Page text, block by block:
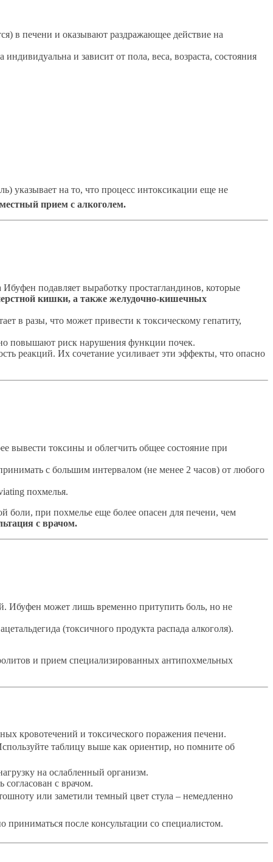
в печени и оказывают раздражающее действие на
и зависит от пола, веса, возраста, состояния
указывает на то, что процесс интоксикации еще не
прием с алкоголем.
подавляет выработку простагландинов, которые
кишки, а также желудочно-кишечных
в разы, что может привести к токсическому гепатиту,
повышают риск нарушения функции почек.
реакций. Их сочетание усиливает эти эффекты, что опасно
вывести токсины и облегчить общее состояние при
с большим интервалом (не менее 2 часов) от любого
похмелья.
боли, при похмелье еще более опасен для печени, чем
с врачом.
Ибуфен может лишь временно притупить боль, но не
(токсичного продукта распада алкоголя).
и прием специализированных антипохмельных
кровотечений и токсического поражения печени.
таблицу выше как ориентир, но помните об
на ослабленный организм.
с врачом.
или заметили темный цвет стула – немедленно
после консультации со специалистом.